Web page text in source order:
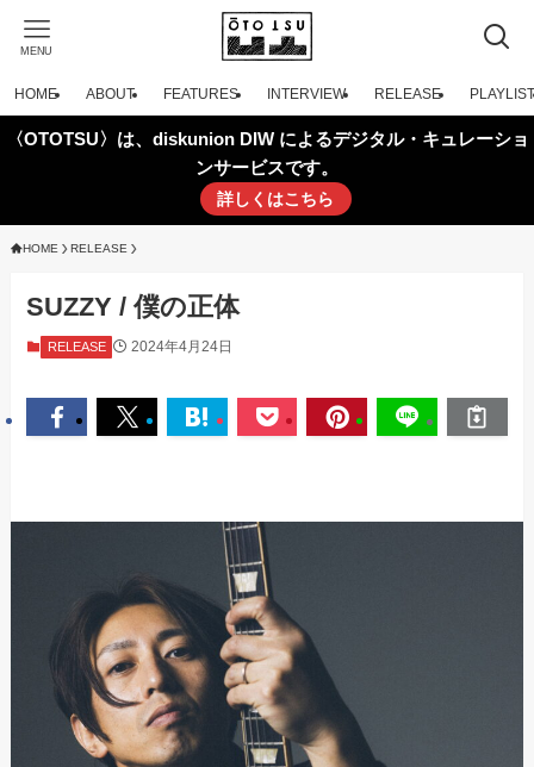
MENU
HOME ABOUT FEATURES INTERVIEW RELEASE PLAYLIST
〈OTOTSU〉は、diskunion DIW によるデジタル・キュレーショ
ンサービスです。
詳しくはこちら
HOME RELEASE
SUZZY / 僕の正体
RELEASE 2024年4月24日